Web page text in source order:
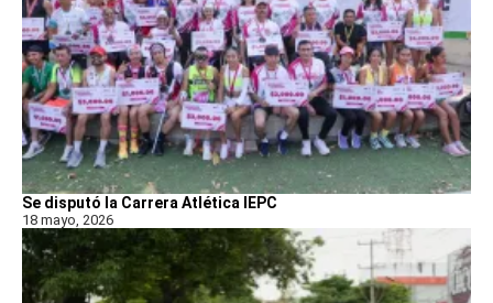
Se disputó la Carrera Atlética IEPC
18 mayo, 2026